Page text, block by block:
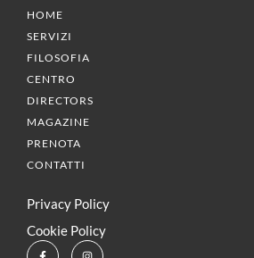
HOME
SERVIZI
FILOSOFIA
CENTRO
DIRECTORS
MAGAZINE
PRENOTA
CONTATTI
Privacy Policy
Cookie Policy